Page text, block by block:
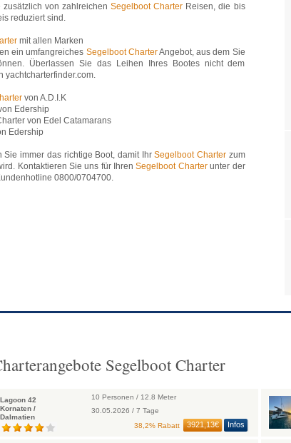
zusätzlich von zahlreichenSegelboot Charter Reisen, die bis
reduziert sind.
mit allen Marken
ein umfangreiches Segelboot CharterAngebot, aus dem Sie
Überlassen Sie das Leihen Ihres Bootes nicht dem
yachtcharterfinder.com.
von A.D.I.K
Edership
von Edel Catamarans
Edership
Sie immer das richtige Boot, damit IhrSegelboot Charterzum
Kontaktieren Sie uns für IhrenSegelboot Charterunter der
0800/0704700.
Segelboot Charter
Lagoon 42
Kornaten /
Dalmatien
10 Personen / 12.8 Meter
30.05.2026 / 7 Tage
3921,13€ Infos
38,2% Rabatt